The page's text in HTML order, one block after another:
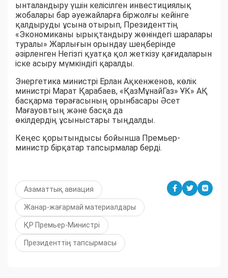
ынталандыру үшін келісілген инвестициялық
жобалары бар әуежайларға біржолғы кейінге
қалдыруды ұсына отырып, Президенттің
«Экономиканы ырықтандыру жөніндегі шаралары
туралы» Жарлығын орындау шеңберінде
әзірленген Негізгі қуатқа қол жеткізу қағидаларын
іске асыру мүмкіндігі қаралды.
Энергетика министрі Ерлан Ақкенженов, көлік
министрі Марат Қарабаев, «ҚазМұнайГаз» ҰК» АҚ
басқарма төрағасының орынбасары Әсет
Мағауовтың және басқа да
өкілдердің ұсыныстары тыңдалды.
Кеңес қорытындысы бойынша Премьер-
министр бірқатар тапсырмалар берді.
Азаматтық авиация
Жанар-жағармай материалдары
ҚР Премьер-Министрі
Президенттің тапсырмасы